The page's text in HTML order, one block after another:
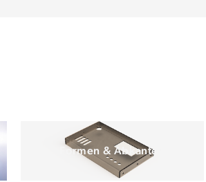
Formen & Abkanten